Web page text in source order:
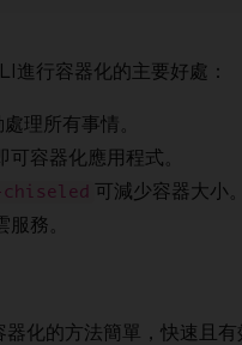
行容器化的主要好處：
理所有事情。
容器化應用程式。
chiseled 可減少容器大小。
務。
化的方法簡單，快速且